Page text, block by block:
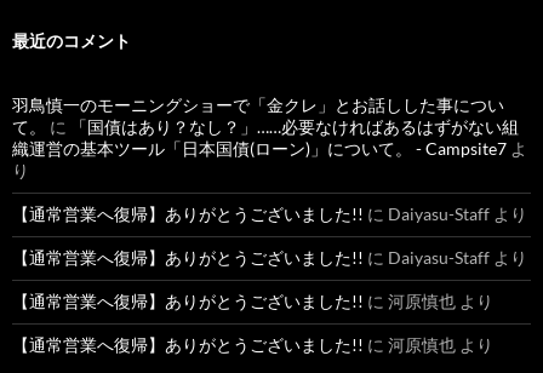
最近のコメント
羽鳥慎一のモーニングショーで「金クレ」とお話しした事につい
て。
に
「国債はあり？なし？」……必要なければあるはずがない組
織運営の基本ツール「日本国債(ローン)」について。 - Campsite7 よ
り
【通常営業へ復帰】ありがとうございました!! に Daiyasu-Staff より
【通常営業へ復帰】ありがとうございました!! に Daiyasu-Staff より
【通常営業へ復帰】ありがとうございました!! に 河原慎也 より
【通常営業へ復帰】ありがとうございました!! に 河原慎也 より